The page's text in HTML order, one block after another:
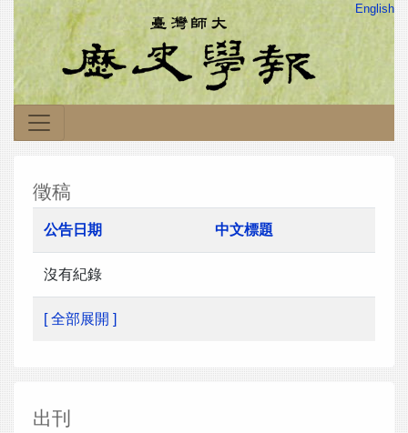
English
徵稿
公告日期 中文標題
沒有紀錄
[ 全部展開 ]
出刊